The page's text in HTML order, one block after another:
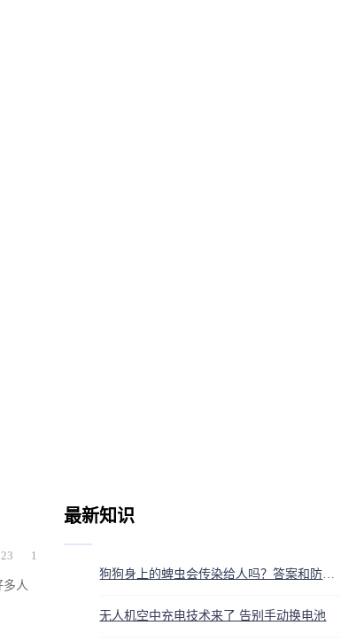
1
人
最新知识
狗狗身上的蜱虫会传染给人吗？答案和防护方法都在这
无人机空中充电技术来了 告别手动换电池